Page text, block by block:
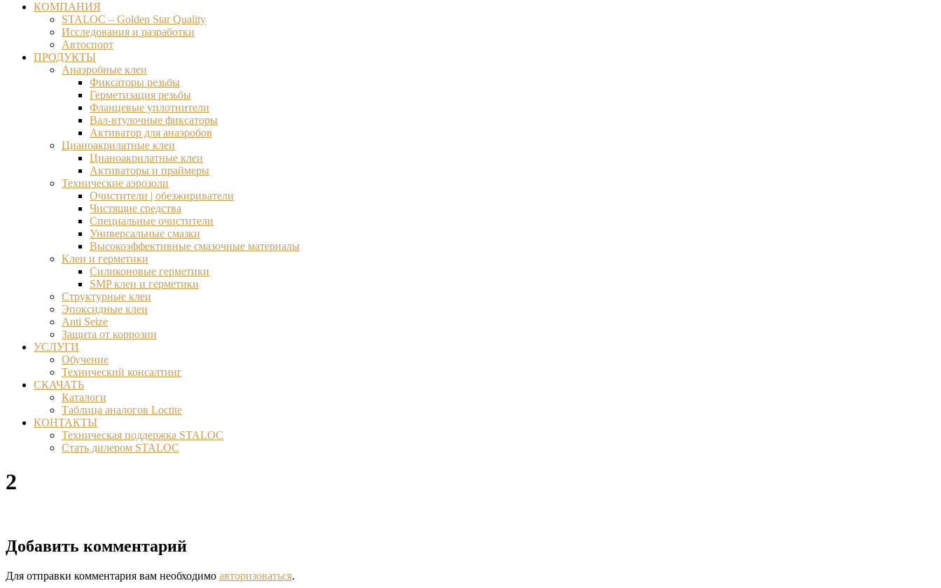
КОМПАНИЯ
STALOC – Golden Star Quality
Исследования и разработки
Автоспорт
ПРОДУКТЫ
Анаэробные клеи
Фиксаторы резьбы
Герметизация резьбы
Фланцевые уплотнители
Вал-втулочные фиксаторы
Активатор для анаэробов
Цианоакрилатные клеи
Цианоакрилатные клеи
Активаторы и праймеры
Технические аэрозоли
Очистители | обезжириватели
Чистящие средства​
Специальные очистители
Универсальные смазки
Высокоэффективные смазочные материалы
Клеи и герметики
Силиконовые герметики
SMP клеи и герметики
Структурные клеи
Эпоксидные клеи
Anti Seize
Защита от коррозии
УСЛУГИ
Обучение
Технический консалтинг
СКАЧАТЬ
Каталоги
Таблица аналогов Loctite
КОНТАКТЫ
Техническая поддержка STALOC
Стать дилером STALOC
2
Добавить комментарий
Для отправки комментария вам необходимо авторизоваться.